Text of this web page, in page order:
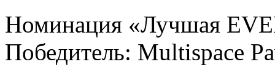
Номинация «Лучшая
Победитель: Multispace